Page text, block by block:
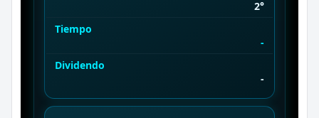
2°
Tiempo
-
Dividendo
-